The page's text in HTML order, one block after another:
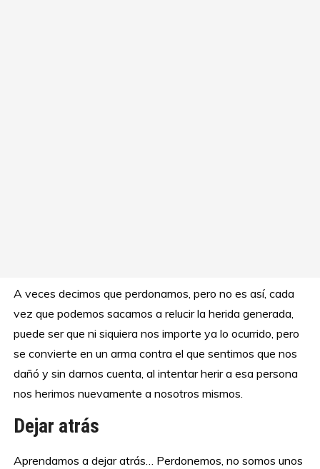
A veces decimos que perdonamos, pero no es así, cada
vez que podemos sacamos a relucir la herida generada,
puede ser que ni siquiera nos importe ya lo ocurrido, pero
se convierte en un arma contra el que sentimos que nos
dañó y sin darnos cuenta, al intentar herir a esa persona
nos herimos nuevamente a nosotros mismos.
Dejar atrás
Aprendamos a dejar atrás… Perdonemos, no somos unos